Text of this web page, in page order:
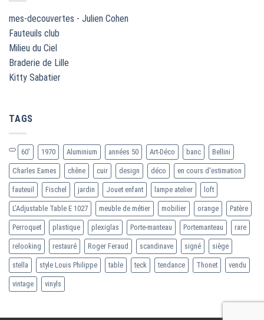
mes-decouvertes - Julien Cohen
Fauteuils club
Milieu du Ciel
Braderie de Lille
Kitty Sabatier
TAGS
60' 1970 Aluminium années 50 Art-Déco banc Bellini
Charles Eames chêne cuir design déco en cours d'estimation
fauteuil Fischel jardin Jouet enfant lampe atelier loft
L’Adjustable Table E 1027 meuble de métier mobilier orange Patère
Perroquet plastique plexiglas Porte-manteau Portemanteau rare
relooking restauré Roger Feraud scandinave signé siège
stella style Louis Philippe table teck tendance Thonet vendu
vintage vinyls